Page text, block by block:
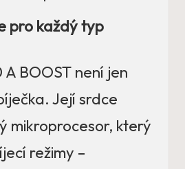
pro každý typ
A BOOST není jen
Její srdce
mikroprocesor, který
režimy –